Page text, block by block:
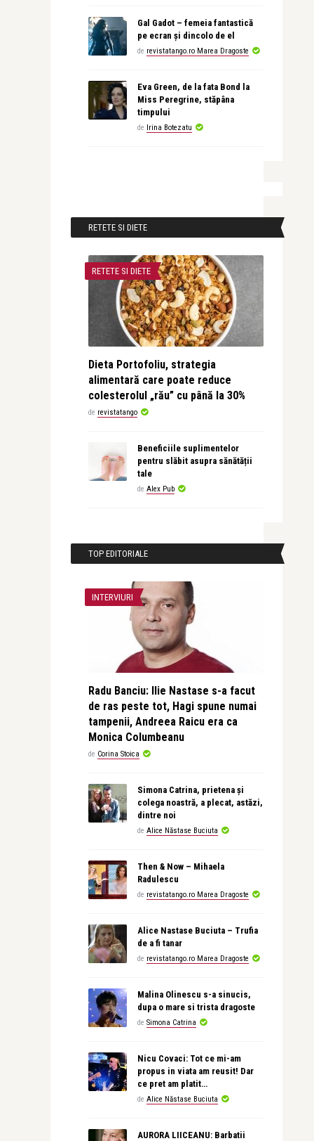
Gal Gadot – femeia fantastică
pe ecran și dincolo de el
de revistatango.ro Marea Dragoste
Eva Green, de la fata Bond la
Miss Peregrine, stăpâna
timpului
de Irina Botezatu
RETETE SI DIETE
RETETE SI DIETE
Dieta Portofoliu, strategia
alimentară care poate reduce
colesterolul „rău” cu până la 30%
de revistatango
Beneficiile suplimentelor
pentru slăbit asupra sănătății
tale
de Alex Pub
TOP EDITORIALE
INTERVIURI
Radu Banciu: Ilie Nastase s-a facut
de ras peste tot, Hagi spune numai
tampenii, Andreea Raicu era ca
Monica Columbeanu
de Corina Stoica
Simona Catrina, prietena și
colega noastră, a plecat, astăzi,
dintre noi
de Alice Năstase Buciuta
Then & Now – Mihaela
Radulescu
de revistatango.ro Marea Dragoste
Alice Nastase Buciuta – Trufia
de a fi tanar
de revistatango.ro Marea Dragoste
Malina Olinescu s-a sinucis,
dupa o mare si trista dragoste
de Simona Catrina
Nicu Covaci: Tot ce mi-am
propus in viata am reusit! Dar
ce pret am platit…
de Alice Năstase Buciuta
AURORA LIICEANU: Barbatii